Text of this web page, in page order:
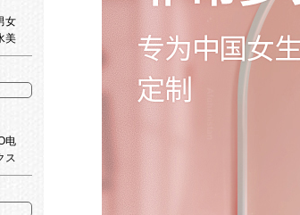
女
美
テ
电
ス
水